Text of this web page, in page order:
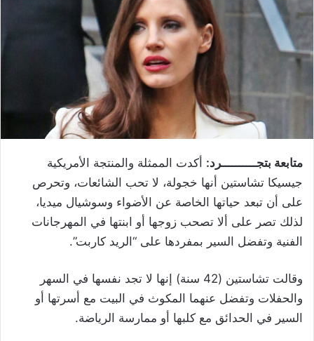
متابعة بتجــــــــــرد: أكدت الممثلة والمنتجة الأمريكية
جيسيكا تشاستين أنها خجولة، لا تحب الشائعات، وتحرص
على أن تبعد حياتها الخاصة عن الأضواء وسوشيال ميديا،
لذلك تصر على ألا تصحب زوجها أو ابنتها في المهرجانات
الفنية وتفضل السير بمفردها على “الريد كاربت”.
وقالت تشاستين (42 سنة) إنها لا تجد نفسها في السهر
والحفلات وتفضل عنهما المكوث في البيت مع أسرتها أو
السير في الحدائق مع كلبها أو ممارسة الرياضة.